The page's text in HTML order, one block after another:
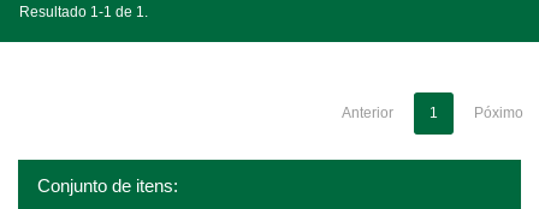
Resultado 1-1 de 1.
Anterior 1 Póximo
Conjunto de itens: